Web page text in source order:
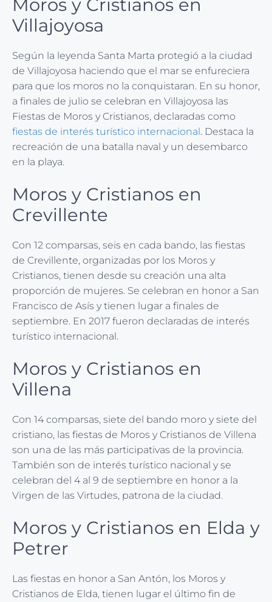
Moros y Cristianos en
Villajoyosa
Según la leyenda Santa Marta protegió a la ciudad
de Villajoyosa haciendo que el mar se enfureciera
para que los moros no la conquistaran. En su honor,
a finales de julio se celebran en Villajoyosa las
Fiestas de Moros y Cristianos, declaradas como
fiestas de interés turístico internacional . Destaca la
recreación de una batalla naval y un desembarco
en la playa.
Moros y Cristianos en
Crevillente
Con 12 comparsas, seis en cada bando, las fiestas
de Crevillente, organizadas por los Moros y
Cristianos, tienen desde su creación una alta
proporción de mujeres. Se celebran en honor a San
Francisco de Asís y tienen lugar a finales de
septiembre. En 2017 fueron declaradas de interés
turístico internacional.
Moros y Cristianos en
Villena
Con 14 comparsas, siete del bando moro y siete del
cristiano, las fiestas de Moros y Cristianos de Villena
son una de las más participativas de la provincia.
También son de interés turístico nacional y se
celebran del 4 al 9 de septiembre en honor a la
Virgen de las Virtudes, patrona de la ciudad.
Moros y Cristianos en Elda y
Petrer
Las fiestas en honor a San Antón, los Moros y
Cristianos de Elda, tienen lugar el último fin de